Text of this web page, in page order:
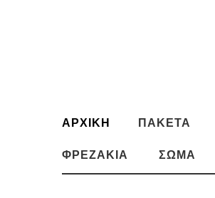
ΑΡΧΙΚΗ ΠΑΚΈΤΑ
ΦΡΕΖΆΚΙΑ ΣΏΜΑ